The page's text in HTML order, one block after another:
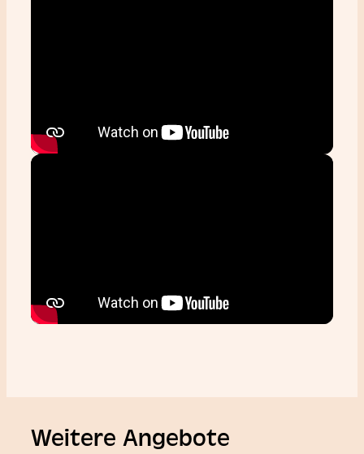
Weitere Angebote